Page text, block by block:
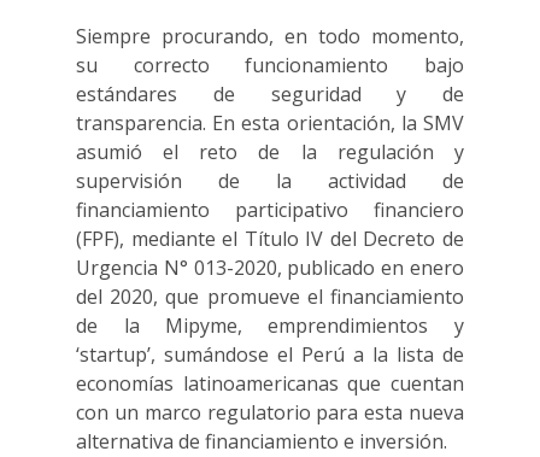
Siempre procurando, en todo momento,
su correcto funcionamiento bajo
estándares de seguridad y de
transparencia. En esta orientación, la SMV
asumió el reto de la regulación y
supervisión de la actividad de
financiamiento participativo financiero
(FPF), mediante el Título IV del Decreto de
Urgencia N° 013-2020, publicado en enero
del 2020, que promueve el financiamiento
de la Mipyme, emprendimientos y
‘startup’, sumándose el Perú a la lista de
economías latinoamericanas que cuentan
con un marco regulatorio para esta nueva
alternativa de financiamiento e inversión.